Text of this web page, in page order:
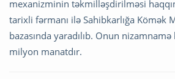
mexanizminin təkmilləşdirilməsi
tarixli fərmanı ilə Sahibkarlığa Kömək
bazasında yaradılıb. Onun
milyon manatdır.